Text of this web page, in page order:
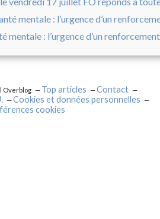
mentale : l’urgence d’un
Overblog Top articles
Contact
Cookies et données personnelles
cookies